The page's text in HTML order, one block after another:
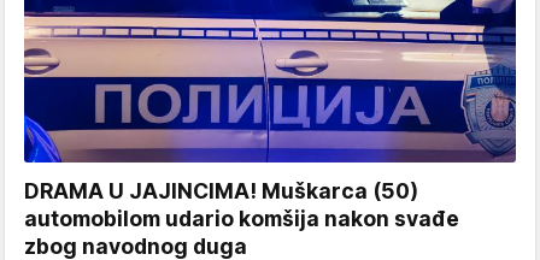
DRAMA U JAJINCIMA! Muškarca (50)
automobilom udario komšija nakon svađe
zbog navodnog duga